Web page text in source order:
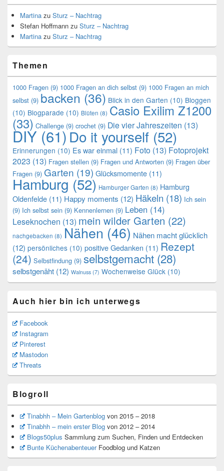
Martina zu Sturz – Nachtrag
Stefan Hoffmann zu Sturz – Nachtrag
Martina zu Sturz – Nachtrag
Themen
1000 Fragen (9) 1000 Fragen an dich selbst (9) 1000 Fragen an mich
selbst (9) backen (36) Blick in den Garten (10) Bloggen
(10) Blogparade (10) Blüten (8) Casio Exilim Z1200
(33) Challenge (9) crochet (9) Die vier Jahreszeiten (13)
DIY (61)Do it yourself (52)
Erinnerungen (10) Es war einmal (11) Foto (13) Fotoprojekt
2023 (13) Fragen stellen (9) Fragen und Antworten (9) Fragen über
Fragen (9) Garten (19) Glücksmomente (11)
Hamburg (52) Hamburger Garten (8) Hamburg
Oldenfelde (11) Happy moments (12) Häkeln (18) Ich sein
(9) Ich selbst sein (9) Kennenlernen (9) Leben (14)
Leseknochen (13) mein wilder Garten (22)
nachgebacken (8) Nähen (46) Nähen macht glücklich
(12) persönliches (10) positive Gedanken (11) Rezept
(24) Selbstfindung (9) selbstgemacht (28)
selbstgenäht (12) Walnuss (7) Wochenweise Glück (10)
Auch hier bin ich unterwegs
Facebook
Instagram
Pinterest
Mastodon
Threats
Blogroll
Tinabhh – Mein Gartenblogvon 2015 – 2018
Tinabhh – mein erster Blogvon 2012 – 2014
Blogs50plus Sammlung zum Suchen, Finden und Entdecken
Bunte KüchenabenteuerFoodblog und Katzen